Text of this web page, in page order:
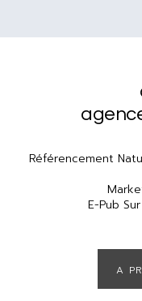
Référencement
E-Pub
A